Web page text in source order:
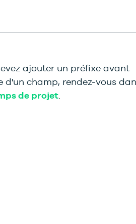
ajouter un préfixe avant
champ, rendez-vous
de projet